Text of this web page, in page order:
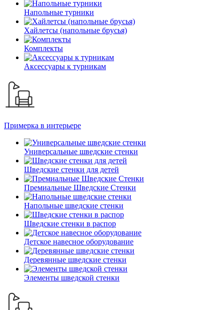
Напольные турники
Хайлетсы (напольные брусья)
Комплекты
Аксессуары к турникам
Примерка в интерьере
Универсальные шведские стенки
Шведские стенки для детей
Премиальные Шведские Стенки
Напольные шведские стенки
Шведские стенки в распор
Детское навесное оборудование
Деревянные шведские стенки
Элементы шведской стенки